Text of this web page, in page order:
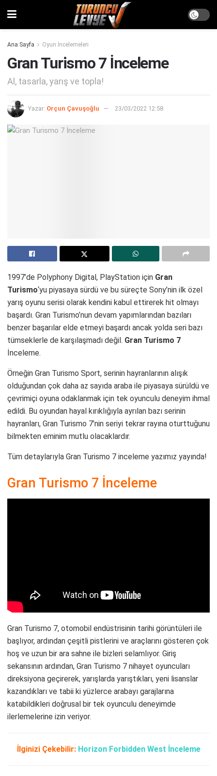
Ana Sayfa Oyun İncelemeleri
Gran Turismo 7 İnceleme
Al, tasarla, yarış ve topla!
Yazar: Orçun Çavuşoğlu 23/03/2022 12:58
1997’de Polyphony Digital, PlayStation için Gran
Turismo‘yu piyasaya sürdü ve bu süreçte Sony’nin ilk özel
yarış oyunu serisi olarak kendini kabul ettirerek hit olmayı
başardı. Gran Turismo’nun devam yapımlarından bazıları
benzer başarılar elde etmeyi başardı ancak yolda seri bazı
tümseklerle de karşılaşmadı değil. Gran Turismo 7
İnceleme.
Örneğin Gran Turismo Sport, serinin hayranlarının alışık
olduğundan çok daha az sayıda araba ile piyasaya sürüldü ve
çevrimiçi oyuna odaklanmak için tek oyunculu deneyim ihmal
edildi. Bu oyundan hayal kırıklığıyla ayrılan bazı serinin
hayranları, Gran Turismo 7’nin seriyi tekrar rayına oturttuğunu
bilmekten eminim mutlu olacaklardır.
Tüm detaylarıyla Gran Turismo 7 inceleme yazımız yayında!
Gran Turismo 7 İnceleme
Gran Turismo 7, otomobil endüstrisinin tarihi görüntüleri ile
başlıyor, ardından çeşitli pistlerini ve araçlarını gösteren çok
hoş ve uzun bir ara sahne ile bizleri selamlıyor. Giriş
sekansının ardından, Gran Turismo 7 nihayet oyuncuları
direksiyona geçirerek, yarışlarda yarıştıkları, yeni lisanslar
kazandıkları ve tabii ki yüzlerce arabayı garajlarına
katabildikleri doğrusal bir tek oyunculu deneyimde
ilerlemelerine izin veriyor.
İlginizi Çekebilir: Horizon Forbidden West İnceleme